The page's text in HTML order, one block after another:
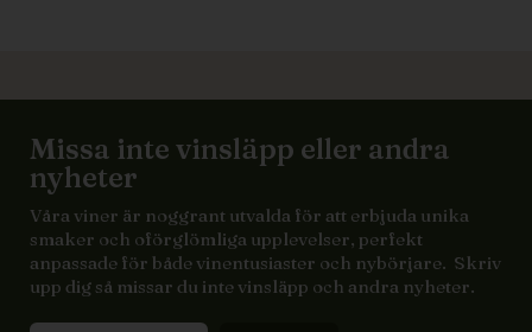
Missa inte vinsläpp eller andra
nyheter
Våra viner är noggrant utvalda för att erbjuda unika
smaker och oförglömliga upplevelser, perfekt
anpassade för både vinentusiaster och nybörjare. Skriv
upp dig så missar du inte vinsläpp och andra nyheter.